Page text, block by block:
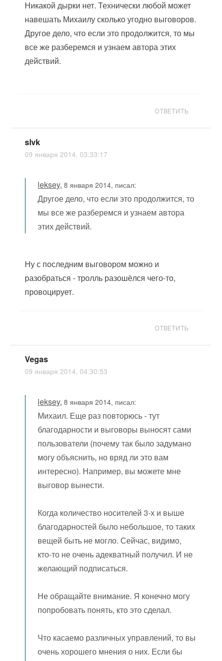
Никакой дырки нет. Технически любой может
навешать Михаилу сколько угодно выговоров.
Другое дело, что если это продолжится, то мы
все же разберемся и узнаем автора этих
действий.
ОТВЕТИТЬ
slvk
09 января 2014, 03:33:17
leksey,8 января 2014, писал:
Другое дело, что если это продолжится, то
мы все же разберемся и узнаем автора
этих действий.
Ну с последним выговором можно и
разобраться - тролль разошёлся чего-то,
провоцирует.
ОТВЕТИТЬ
Vegas
09 января 2014, 04:30:53
leksey,8 января 2014, писал:
Михаил. Еще раз повторюсь - тут
благодарности и выговоры выносят сами
пользователи (почему так было задумано
могу объяснить, но вряд ли это вам
интересно). Например, вы можете мне
выговор вынести.
Когда количество носителей 3-х и выше
благодарностей было небольшое, то таких
вещей быть не могло. Сейчас, видимо,
кто-то не очень адекватный получил. И не
желающий подписаться.
Не обращайте внимание. Я конечно могу
попробовать понять, кто это сделал.
Что касаемо различных управлений, то вы
очень хорошего мнения о них. Если бы